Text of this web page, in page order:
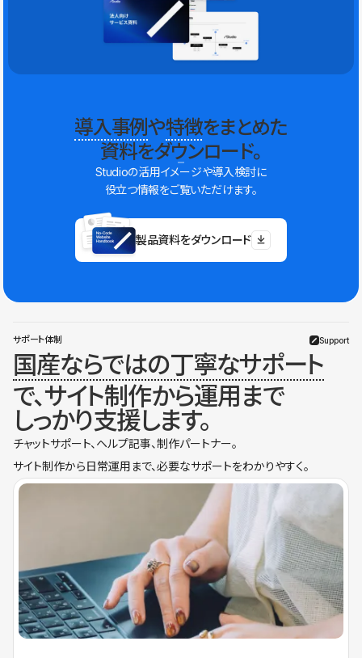
導入事例や特徴をまとめた
資料をダウンロード。
Studioの活用イメージや導入検討に
役立つ情報をご覧いただけます。
製品資料をダウンロード
サポート体制 Support
国産ならではの丁寧なサポート
で、サイト制作から運用まで
しっかり支援します。
チャットサポート、ヘルプ記事、制作パートナー。
サイト制作から日常運用まで、必要なサポートをわかりやすく。